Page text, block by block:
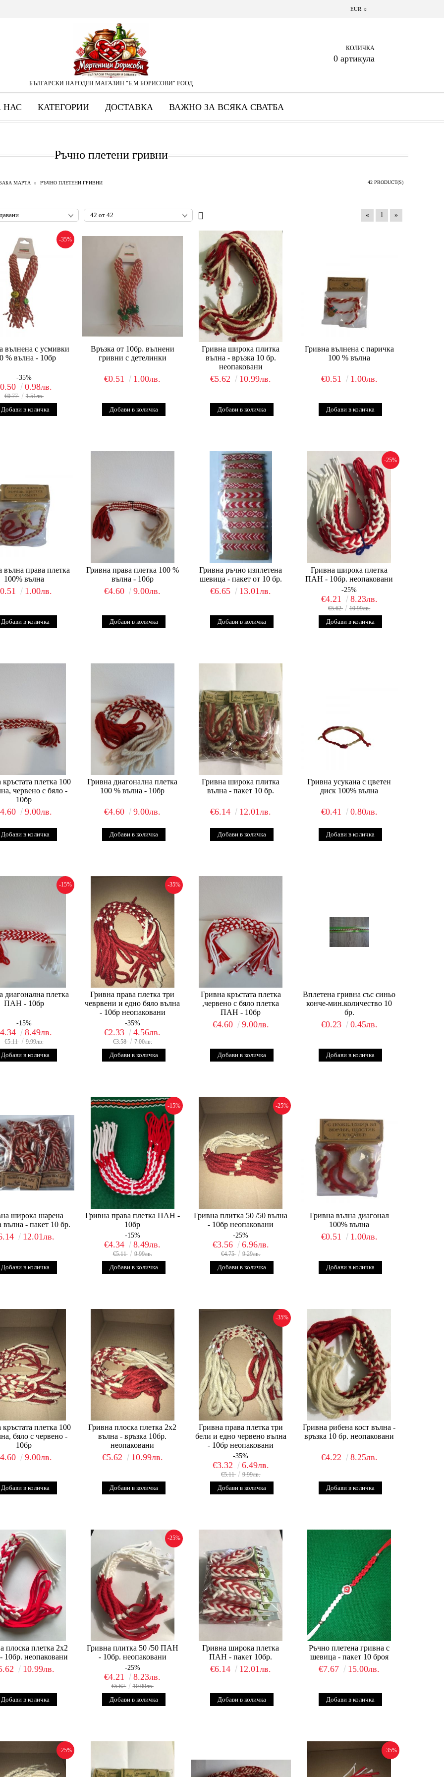
EUR
БЪЛГАРСКИ НАРОДЕН МАГАЗИН "Б.М БОРИСОВИ" ЕООД
КОЛИЧКА
0 артикула
НАС КАТЕГОРИИ ДОСТАВКА ВАЖНО ЗА ВСЯКА СВАТБА
МАРТА РЪЧНО ПЛЕТЕНИ ГРИВНИ 42 PRODUCT(S)
Ръчно плетени гривни
« 1 »
-35%
вълнена с усмивки
% вълна - 10бр
-35%
0.98лв.
€0.77 1.51лв.
Връзка от 10бр. вълнени
гривни с детелинки
€0.51 1.00лв.
Гривна широка плитка
вълна - връзка 10 бр.
неопаковани
€5.62 10.99лв.
Гривна вълнена с паричка
100 % вълна
€0.51 1.00лв.
вълна права плетка
100% вълна
1.00лв.
Гривна права плетка 100 %
вълна - 10бр
€4.60 9.00лв.
Гривна ръчно изплетена
шевица - пакет от 10 бр.
€6.65 13.01лв.
-25%
Гривна широка плетка
ПАН - 10бр. неопаковани
-25%
€4.21 8.23лв.
€5.62 10.99лв.
кръстата плетка 100
червено с бяло -
10бр
9.00лв.
Гривна диагонална плетка
100 % вълна - 10бр
€4.60 9.00лв.
Гривна широка плитка
вълна - пакет 10 бр.
€6.14 12.01лв.
Гривна усукана с цветен
диск 100% вълна
€0.41 0.80лв.
-15%
диагонална плетка
ПАН - 10бр
-15%
8.49лв.
€5.11 9.99лв.
-35%
Гривна права плетка три
чеврвени и едно бяло вълна
- 10бр неопаковани
-35%
€2.33 4.56лв.
€3.58 7.00лв.
Гривна кръстата плетка
,червено с бяло плетка
ПАН - 10бр
€4.60 9.00лв.
Вплетена гривна със синьо
конче-мин.количество 10
бр.
€0.23 0.45лв.
широка шарена
вълна - пакет 10 бр.
12.01лв.
-15%
Гривна права плетка ПАН -
10бр
-15%
€4.34 8.49лв.
€5.11 9.99лв.
-25%
Гривна плитка 50 /50 вълна
- 10бр неопаковани
-25%
€3.56 6.96лв.
€4.75 9.29лв.
Гривна вълна диагонал
100% вълна
€0.51 1.00лв.
кръстата плетка 100
бяло с червено -
10бр
9.00лв.
Гривна плоска плетка 2х2
вълна - връзка 10бр.
неопаковани
€5.62 10.99лв.
-35%
Гривна права плетка три
бели и едно червено вълна
- 10бр неопаковани
-35%
€3.32 6.49лв.
€5.11 9.99лв.
Гривна рибена кост вълна -
връзка 10 бр. неопаковани
€4.22 8.25лв.
плоска плетка 2х2
неопаковани
10.99лв.
-25%
Гривна плитка 50 /50 ПАН
- 10бр. неопаковани
-25%
€4.21 8.23лв.
€5.62 10.99лв.
Гривна широка плетка
ПАН - пакет 10бр.
€6.14 12.01лв.
Ръчно плетена гривна с
шевица - пакет 10 броя
€7.67 15.00лв.
-25% -35%